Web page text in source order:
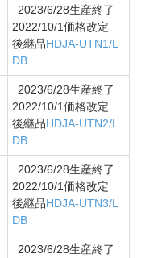
2023/6/28生産終了
2022/10/1価格改定
後継品HDJA-UTN1/L
DB
2023/6/28生産終了
2022/10/1価格改定
後継品HDJA-UTN2/L
DB
2023/6/28生産終了
2022/10/1価格改定
後継品HDJA-UTN3/L
DB
2023/6/28生産終了